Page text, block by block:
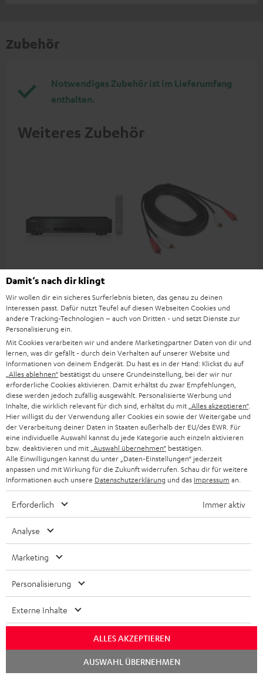
Zubehör
Notwendiges Zubehör ist im Lieferumfang
enthalten.
Weiteres Zubehör
YAMAHA CD-S303
Hochwertiger CD-Player mit
beeindruckendem Sound und
wertiger Verarbeitung
Deal
319,‐€
379,‐€ Letzter niedrigster Preis
379, UVP
Universelles Stereo-Cinch-
Verbindungskabel, passend
Lieferumfang
Teufel STEREO L
1 × Teufel STEREO L - Passive Speaker (Stk.) – Weiß
1 × Teufel STEREO L - Active Speaker (Stk.) – Weiß
1 × 5,0 m Spezial-Verbindungskabel STEREO L / M (ET) – Weiß
1 × Netzkabel für Teufel STEREO L (ET) – Weiß
Damit‘s nach dir klingt
Wir wollen dir ein sicheres Surferlebnis bieten, das genau zu deinen
Interessen passt. Dafür nutzt Teufel auf diesen Webseiten Cookies und
andere Tracking-Technologien – auch von Dritten - und setzt Dienste zur
Personalisierung ein.
Mit Cookies verarbeiten wir und andere Marketingpartner Daten von dir und
lernen, was dir gefällt - durch dein Verhalten auf unserer Website und
Informationen von deinem Endgerät. Du hast es in der Hand: Klickst du auf
„Alles ablehnen“ bestätigst du unsere Grundeinstellung, bei der wir nur
erforderliche Cookies aktivieren. Damit erhältst du zwar Empfehlungen,
diese werden jedoch zufällig ausgewählt. Personalisierte Werbung und
Inhalte, die wirklich relevant für dich sind, erhältst du mit „Alles akzeptieren“.
Hier willigst du der Verwendung aller Cookies ein sowie der Weitergabe und
der Verarbeitung deiner Daten in Staaten außerhalb der EU/des EWR. Für
eine individuelle Auswahl kannst du jede Kategorie auch einzeln aktivieren
bzw. deaktivieren und mit „Auswahl übernehmen“ bestätigen.
Alle Einwilligungen kannst du unter „Daten-Einstellungen“ jederzeit
anpassen und mit Wirkung für die Zukunft widerrufen. Schau dir für weitere
Informationen auch unsere Datenschutzerklärung und das Impressum an.
Erforderlich Immer aktiv
Analyse
Marketing
Personalisierung
Externe Inhalte
ALLES AKZEPTIEREN
AUSWAHL ÜBERNEHMEN